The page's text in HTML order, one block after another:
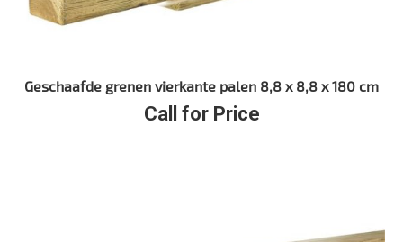
Geschaafde grenen vierkante palen 8,8 x 8,8 x 180 cm
Call for Price